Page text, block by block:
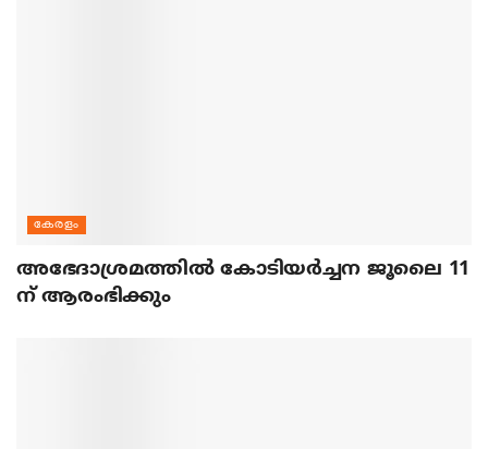
കേരളം
അഭേദാശ്രമത്തില്‍ കോടിയര്‍ച്ചന ജൂലൈ 11
ന് ആരംഭിക്കും